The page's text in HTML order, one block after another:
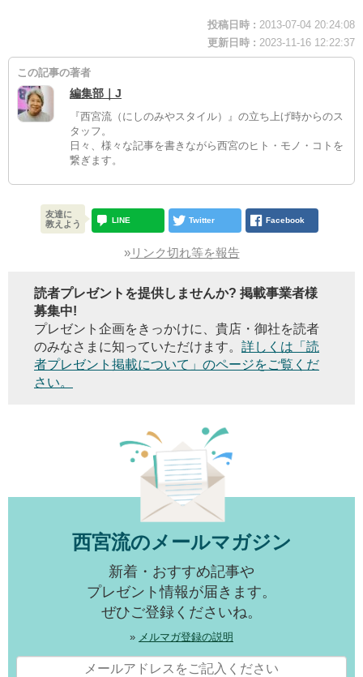
投稿日時 : 2013-07-04 20:24:08
更新日時 : 2023-11-16 12:22:37
この記事の著者
編集部｜J
『西宮流（にしのみやスタイル）』の立ち上げ時からのス
タッフ。
日々、様々な記事を書きながら西宮のヒト・モノ・コトを
繋ぎます。
友達に
教えよう
LINE Twitter Facebook
»リンク切れ等を報告
読者プレゼントを提供しませんか? 掲載事業者様
募集中!
プレゼント企画をきっかけに、貴店・御社を読者
のみなさまに知っていただけます。 詳しくは「読
者プレゼント掲載について」のページをご覧くだ
さい。
西宮流のメールマガジン
新着・おすすめ記事や
プレゼント情報が届きます。
ぜひご登録くださいね。
» メルマガ登録の説明